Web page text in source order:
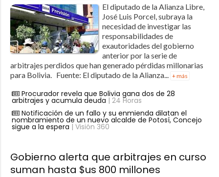
El diputado de la Alianza Libre,
José Luis Porcel, subraya la
necesidad de investigar las
responsabilidades de
exautoridades del gobierno
anterior por la serie de
arbitrajes perdidos que han generado pérdidas millonarias
para Bolivia. Fuente: El diputado de la Alianza... + más
Procurador revela que Bolivia gana dos de 28
arbitrajes y acumula deuda | 24 Horas
Notificación de un fallo y su enmienda dilatan el
nombramiento de un nuevo alcalde de Potosí, Concejo
sigue a la espera | Visión 360
Gobierno alerta que arbitrajes en curso
suman hasta $us 800 millones